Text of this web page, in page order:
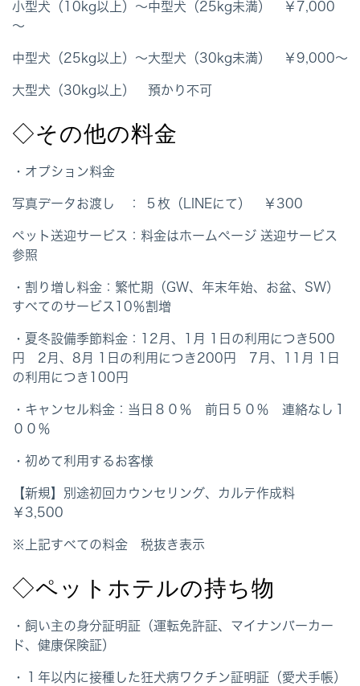
小型犬（10kg以上）～中型犬（25kg未満） ￥7,000
～
中型犬（25kg以上）～大型犬（30kg未満） ￥9,000～
大型犬（30kg以上） 預かり不可
◇その他の料金
・オプション料金
写真データお渡し ： ５枚（LINEにて） ￥300
ペット送迎サービス：料金はホームページ 送迎サービス
参照
・割り増し料金 ：繁忙期（GW、年末年始、お盆、SW）
すべてのサービス10％割増
・夏冬設備季節料金 ：12月、1月 1日の利用につき500
円 2月、8月 1日の利用につき200円 7月、11月 1日
の利用につき100円
・キャンセル料金 ：当日８０％ 前日５０％ 連絡なし１
００％
・初めて利用するお客様
【新規】別途初回カウンセリング、カルテ作成料
￥3,500
※上記すべての料金 税抜き表示
◇ペットホテルの持ち物
・飼い主の身分証明証（運転免許証、マイナンバーカー
ド、健康保険証）
・１年以内に接種した狂犬病ワクチン証明証（愛犬手帳）